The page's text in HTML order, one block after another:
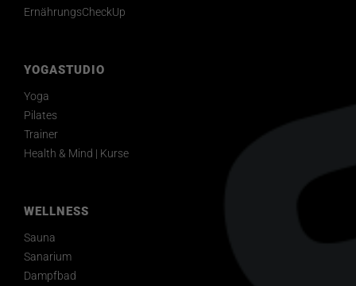
ErnährungsCheckUp
YOGASTUDIO
Yoga
Pilates
Trainer
Health & Mind | Kurse
WELLNESS
Sauna
Sanarium
Dampfbad